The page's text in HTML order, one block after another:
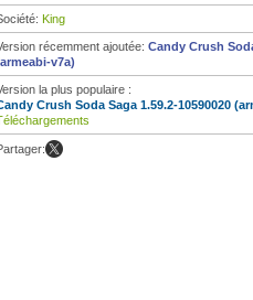
King
récemment ajoutée: Candy Crush
v7a)
la plus populaire :
Crush Soda Saga 1.59.2-10590020